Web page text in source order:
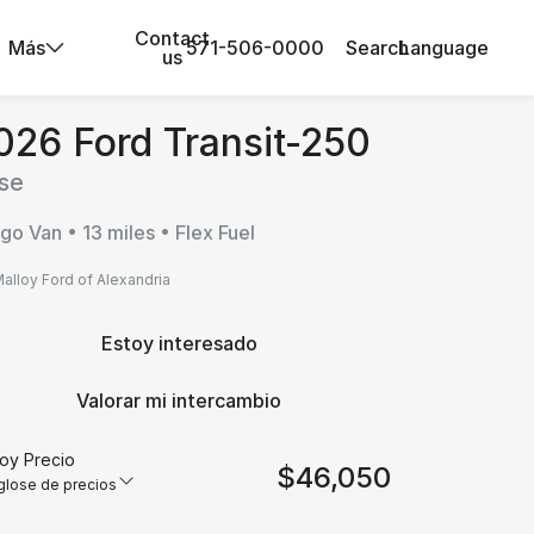
Más
Contact
us571-506-0000 SearchLanguage
Ford Transit-250
Van • 13 miles • Flex Fuel
Ford of Alexandria
Estoy interesado
Valorar mi intercambio
Precio
de precios $46,050